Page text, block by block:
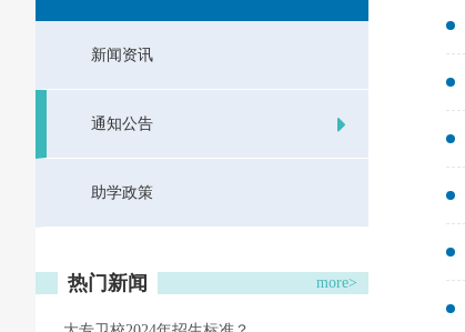
新闻资讯
通知公告
助学政策
热门新闻 more>